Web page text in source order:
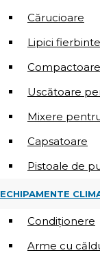
Cărucioare
Lipici fierbinte
Uscătoare
Mixere
Capsatoare
Pistoale de
ECHIPAMENTE
Condiționere
Arme cu